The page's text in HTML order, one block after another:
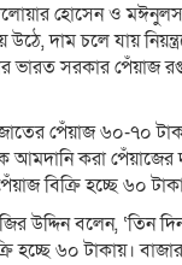
হোসেন ও
উঠে, দাম চলে যায়
ভারত সরকার পেঁয়াজ
পেঁয়াজ ৬০-৭০
আমদানি করা
বিক্রি হচ্ছে ৬০
উদ্দিন বলেন,
হচ্ছে ৬০ টাকায়।